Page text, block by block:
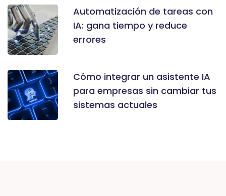
Automatización de tareas con
IA: gana tiempo y reduce
errores
Cómo integrar un asistente IA
para empresas sin cambiar tus
sistemas actuales